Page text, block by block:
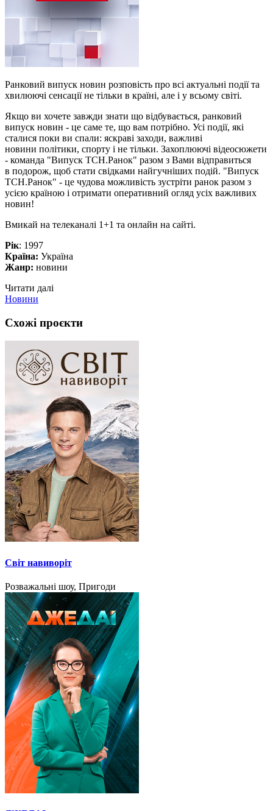
Ранковий випуск новин розповість про всі актуальні події та
хвилюючі сенсації не тільки в країні, але і у всьому світі.
Якщо ви хочете завжди знати що відбувається, ранковий
випуск новин - це саме те, що вам потрібно. Усі події, які
сталися поки ви спали: яскраві заходи, важливі
новини політики, спорту і не тільки. Захоплюючі відеосюжети
- команда "Випуск ТСН.Ранок" разом з Вами відправиться
в подорож, щоб стати свідками найгучніших подій. "Випуск
ТСН.Ранок" - це чудова можливість зустріти ранок разом з
усією країною і отримати оперативний огляд усіх важливих
новин!
Вмикай на телеканалі 1+1 та онлайн на сайті.
Рік: 1997
Країна: Україна
Жанр: новини
Читати далі
Новини
Схожі проєкти
Світ навиворіт
Розважальні шоу, Пригоди